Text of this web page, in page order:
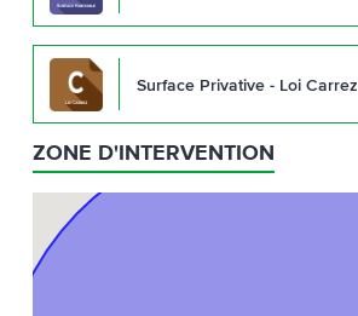
Surface Privative - Loi Carrez
ZONE D'INTERVENTION